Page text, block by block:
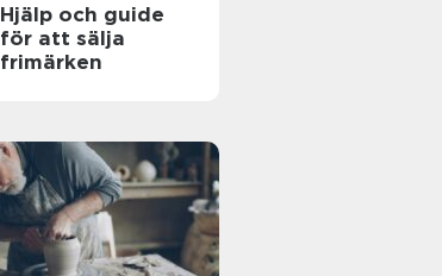
Hjälp och guide
för att sälja
frimärken